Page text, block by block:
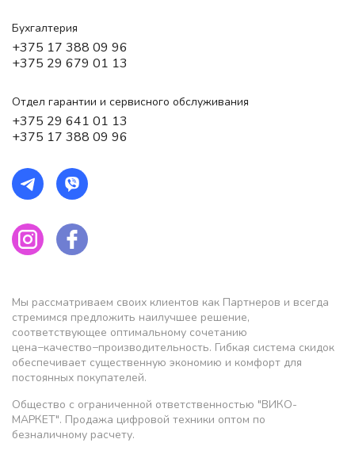
Бухгалтерия
+375 17 388 09 96
+375 29 679 01 13
Отдел гарантии и сервисного обслуживания
+375 29 641 01 13
+375 17 388 09 96
Мы рассматриваем своих клиентов как Партнеров и всегда
стремимся предложить наилучшее решение,
соответствующее оптимальному сочетанию
цена−качество−производительность. Гибкая система скидок
обеспечивает существенную экономию и комфорт для
постоянных покупателей.
Общество с ограниченной ответственностью "ВИКО-
МАРКЕТ". Продажа цифровой техники оптом по
безналичному расчету.